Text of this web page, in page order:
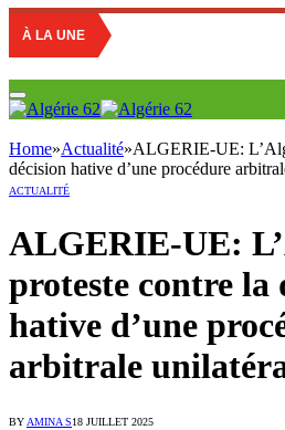
À LA UNE
Home»Actualité»ALGERIE-UE:
décision hative d’une procédure
ACTUALITÉ
ALGERIE-UE:
proteste contre la
hative d’une
arbitrale
BYAMINA S18 JUILLET 2025